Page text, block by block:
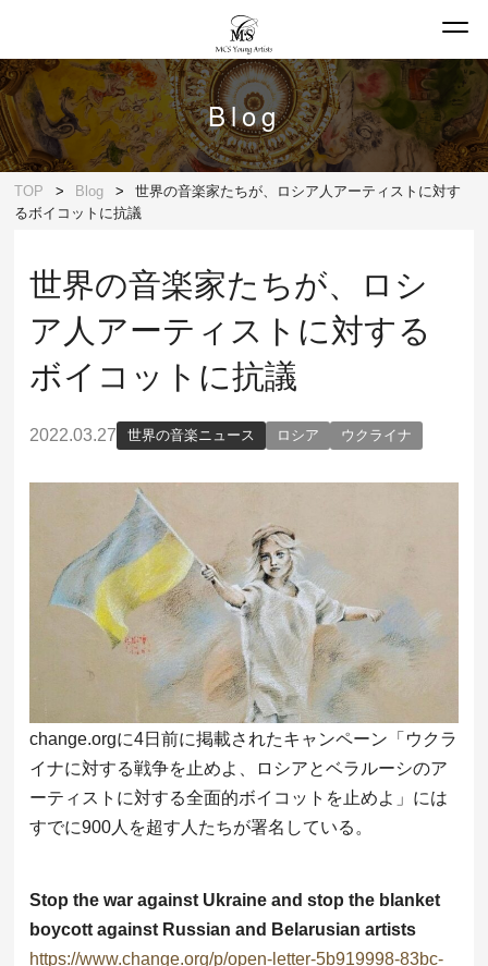
Blog
TOP Blog
世界の音楽家たちが、ロシア人アーティストに対す
るボイコットに抗議
世界の音楽家たちが、ロシ
ア人アーティストに対する
ボイコットに抗議
2022.03.27 世界の音楽ニュース ロシア ウクライナ
change.orgに4日前に掲載されたキャンペーン「ウクラ
イナに対する戦争を止めよ、ロシアとベラルーシのア
ーティストに対する全面的ボイコットを止めよ」には
すでに900人を超す人たちが署名している。
Stop the war against Ukraine and stop the blanket
boycott against Russian and Belarusian artists
https://www.change.org/p/open-letter-5b919998-83bc-